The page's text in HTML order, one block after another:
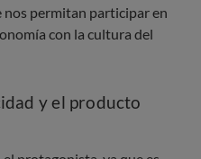
permitan participar en
con la cultura del
y el producto